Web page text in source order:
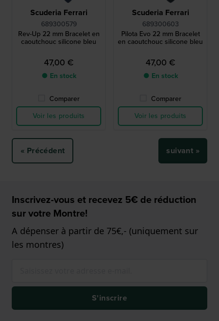
Scuderia Ferrari
689300579
Rev-Up 22 mm Bracelet en
caoutchouc silicone bleu
47,00 €
● En stock
Comparer
Voir les produits
Scuderia Ferrari
689300603
Pilota Evo 22 mm Bracelet
en caoutchouc silicone bleu
47,00 €
● En stock
Comparer
Voir les produits
« Précédent suivant »
Inscrivez-vous et recevez 5€ de réduction
sur votre Montre!
A dépenser à partir de 75€,- (uniquement sur
les montres)
S'inscrire